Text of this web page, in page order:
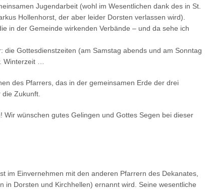
Jugendarbeit (wohl im Wesentlichen dank des in St.
Hollenhorst, der aber leider Dorsten verlassen wird).
in der Gemeinde wirkenden Verbände – und da sehe ich
die Gottesdienstzeiten (am Samstag abends und am Sonntag
Winterzeit …
des Pfarrers, das in der gemeinsamen Erde der drei
Zukunft.
Wir wünschen gutes Gelingen und Gottes Segen bei dieser
im Einvernehmen mit den anderen Pfarrern des Dekanates,
in Dorsten und Kirchhellen) ernannt wird. Seine wesentliche